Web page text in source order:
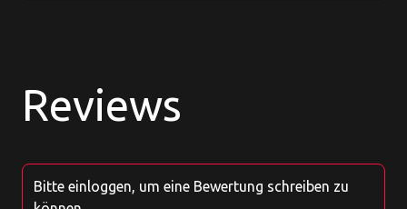
Reviews
Bitte einloggen, um eine Bewertung schreiben zu